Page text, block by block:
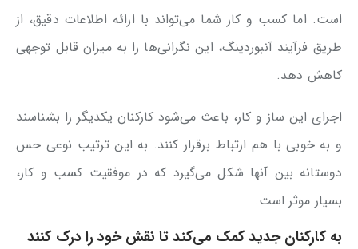
است. اما کسب و کار شما می‌تواند با ارائه اطلاعات دقیق، از
طریق فرآیند آنبوردینگ، این نگرانی‌ها را به میزان قابل توجهی
کاهش دهد.
اجرای این ساز و کار، باعث می‌شود کارکنان یکدیگر را بشناسند
و به خوبی با هم ارتباط برقرار کنند. به این ترتیب نوعی حس
دوستانه بین آنها شکل می‌گیرد که در موفقیت کسب و کار،
بسیار موثر است.
به کارکنان جدید کمک می‌کند تا نقش خود را درک کنند